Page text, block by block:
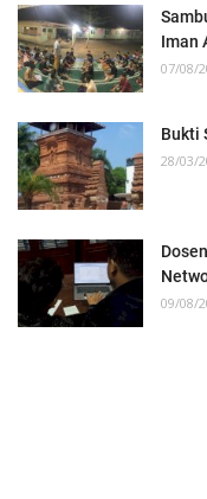
Iman
07/08/
Bukti
28/03/
09/08/